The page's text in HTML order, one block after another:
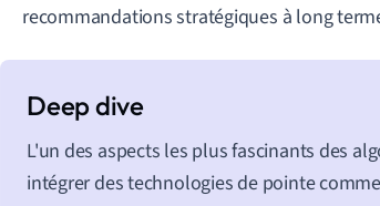
recommandations stratégiques à long
L'un des aspects les plus fascinants des
intégrer des technologies de pointe